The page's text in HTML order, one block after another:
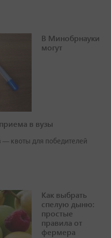
В Минобрнауки
могут
в вузы
— квоты для победителей
Как выбрать
спелую дыню:
простые
правила от
фермера